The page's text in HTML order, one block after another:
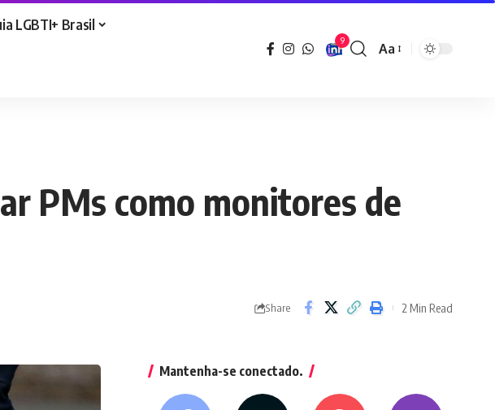
LGBTI+ Brasil
9
Font
Aa
PMs como monitores de
Share 2 Min Read
Mantenha-se conectado.